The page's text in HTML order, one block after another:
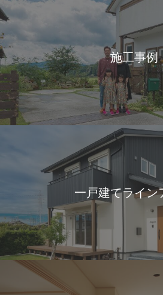
施工事例
一戸建てライン